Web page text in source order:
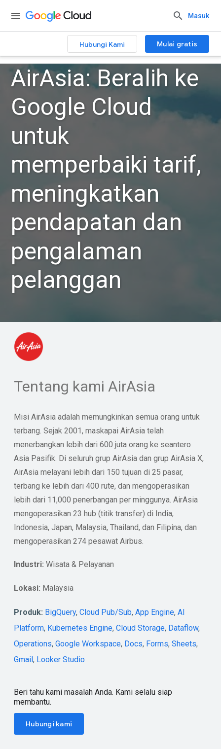
Masuk
Hubungi Kami Mulai gratis
AirAsia: Beralih ke
Google Cloud
untuk
memperbaiki tarif,
meningkatkan
pendapatan dan
pengalaman
pelanggan
Tentang kami AirAsia
Misi AirAsia adalah memungkinkan semua orang untuk
terbang. Sejak 2001, maskapai AirAsia telah
menerbangkan lebih dari 600 juta orang ke seantero
Asia Pasifik. Di seluruh grup AirAsia dan grup AirAsia X,
AirAsia melayani lebih dari 150 tujuan di 25 pasar,
terbang ke lebih dari 400 rute, dan mengoperasikan
lebih dari 11,000 penerbangan per minggunya. AirAsia
mengoperasikan 23 hub (titik transfer) di India,
Indonesia, Japan, Malaysia, Thailand, dan Filipina, dan
mengoperasikan 274 pesawat Airbus.
Industri: Wisata & Pelayanan
Lokasi: Malaysia
Produk: BigQuery, Cloud Pub/Sub, App Engine, AI
Platform, Kubernetes Engine, Cloud Storage, Dataflow,
Operations, Google Workspace, Docs, Forms, Sheets,
Gmail, Looker Studio
Beri tahu kami masalah Anda. Kami selalu siap
membantu.
Hubungi kami